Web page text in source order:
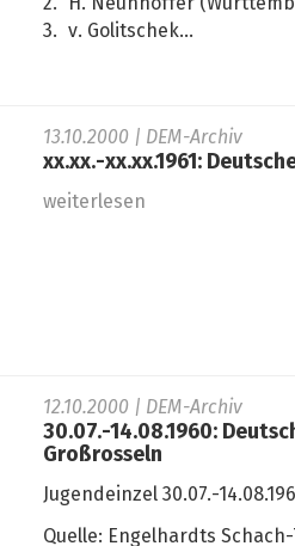
3.
v. Golitschek...
13.10.2000 | DEM-Archiv
xx.xx.-xx.xx.1961:
weiterlesen
12.10.2000 | DEM-Archiv
30.07.-14.08.1960:
Großrosseln
Jugendeinzel 30.07.-
Quelle: Engelhardts